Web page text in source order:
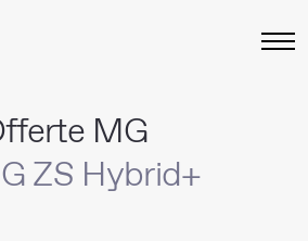
MG
ZS Hybrid+